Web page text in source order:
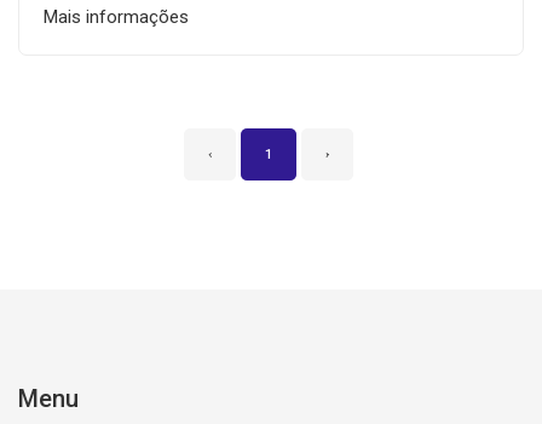
Mais informações
‹ 1 ›
Menu